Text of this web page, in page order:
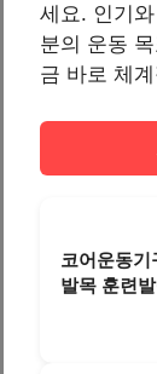
세요. 인기
분의 운동
금 바로 체
코어운동기
발목 훈련